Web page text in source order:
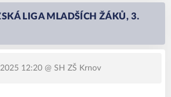
LIGA MLADŠÍCH ŽÁKŮ, 3.
12:20 @ SH ZŠ Krnov